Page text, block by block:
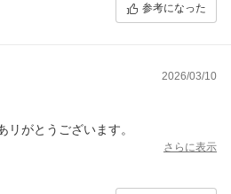
参考になった
2026/03/10
リがとうございます。
さらに表示